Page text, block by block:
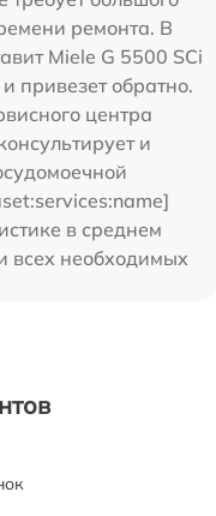
ремонта. В
Miele G 5500 SCi
привезет обратно.
центра
и
в среднем
всех необходимых